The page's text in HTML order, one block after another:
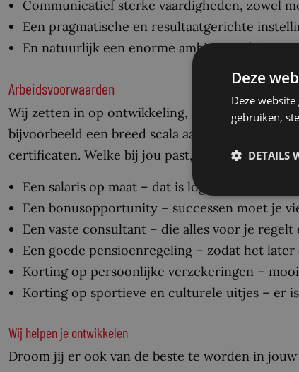
Communicatief sterke vaardigheden, zowel
Een pragmatische en resultaatgerichte
En natuurlijk een enorme ambitie en drive
Arbeidsvoorwaarden
Wij zetten in op ontwikkeling, dus je kan
bijvoorbeeld een breed scala aan verdiepende
certificaten. Welke bij jou past, ligt aan je
Een salaris op maat – dat is logisch;
Een bonusopportunity – successen moet je
Een vaste consultant – die alles voor je
Een goede pensioenregeling – zodat het
Korting op persoonlijke verzekeringen –
Korting op sportieve en culturele uitjes – er
Wij helpen je ontwikkelen
Droom jij er ook van de beste te worden in
Deze
Deze
gebruiken,
DETAILS